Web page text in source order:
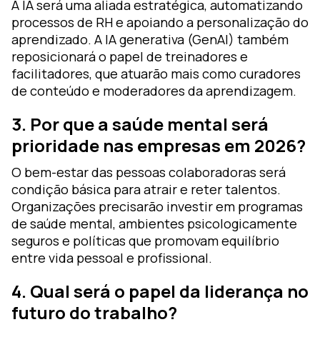
A IA será uma aliada estratégica, automatizando
processos de RH e apoiando a personalização do
aprendizado. A IA generativa (GenAI) também
reposicionará o papel de treinadores e
facilitadores, que atuarão mais como curadores
de conteúdo e moderadores da aprendizagem.
3. Por que a saúde mental será
prioridade nas empresas em 2026?
O bem-estar das pessoas colaboradoras será
condição básica para atrair e reter talentos.
Organizações precisarão investir em programas
de saúde mental, ambientes psicologicamente
seguros e políticas que promovam equilíbrio
entre vida pessoal e profissional.
4. Qual será o papel da liderança no
futuro do trabalho?